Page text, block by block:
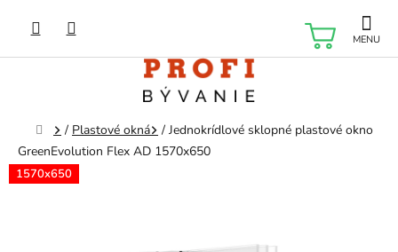
obsah
Domov
/ Plastové okná / Jednokrídlové sklopné plastové okno
GreenEvolution Flex AD 1570x650
1570x650